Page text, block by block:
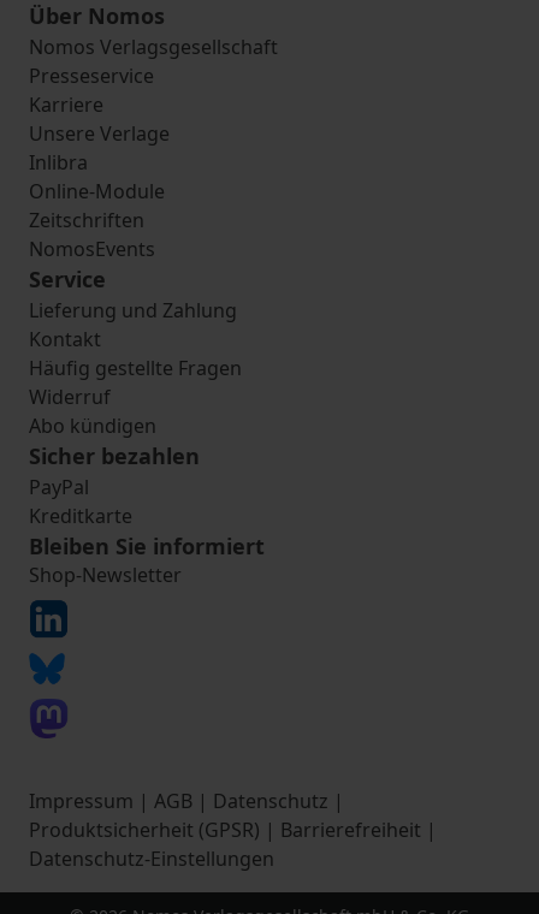
Über Nomos
Nomos Verlagsgesellschaft
Presseservice
Karriere
Unsere Verlage
Inlibra
Online-Module
Zeitschriften
NomosEvents
Service
Lieferung und Zahlung
Kontakt
Häufig gestellte Fragen
Widerruf
Abo kündigen
Sicher bezahlen
PayPal
Kreditkarte
Bleiben Sie informiert
Shop-Newsletter
Impressum | AGB | Datenschutz |
Produktsicherheit (GPSR) | Barrierefreiheit |
Datenschutz-Einstellungen